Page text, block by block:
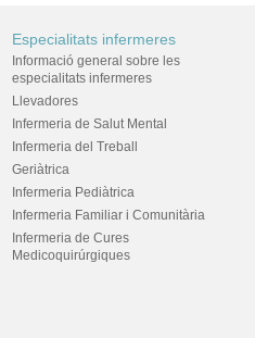
Especialitats infermeres
Informació general sobre les
especialitats infermeres
Llevadores
Infermeria de Salut Mental
Infermeria del Treball
Geriàtrica
Infermeria Pediàtrica
Infermeria Familiar i Comunitària
Infermeria de Cures
Medicoquirúrgiques